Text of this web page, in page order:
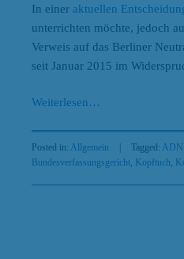
In einer aktuellen
unterrichten möchte, jedoch
Verweis auf das Berliner
seit Januar 2015 im
Weiterlesen …
Posted in: Allgemein | Tagged:
Bundesverfassungsgericht Kopftuch